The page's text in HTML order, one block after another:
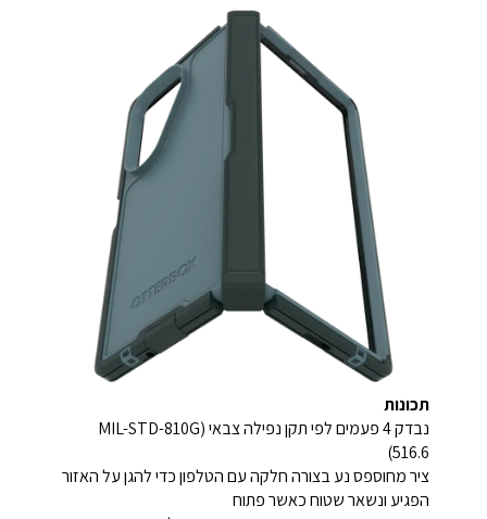
תכונות
נבדק 4 פעמים לפי תקן נפילה צבאי (MIL-STD-810G
516.6)
ציר מחוספס נע בצורה חלקה עם הטלפון כדי להגן על האזור
הפגיע ונשאר שטוח כאשר פתוח